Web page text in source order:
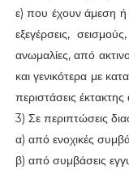
ε) που έχουν άμεση ή
εξεγέρσεις,
ανωμαλίες, από
και γενικότερα με
περιστάσεις
3) Σε περιπτώσεις
α) από ενοχικές
β) από συμβάσεις